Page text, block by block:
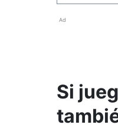
Ad
Si